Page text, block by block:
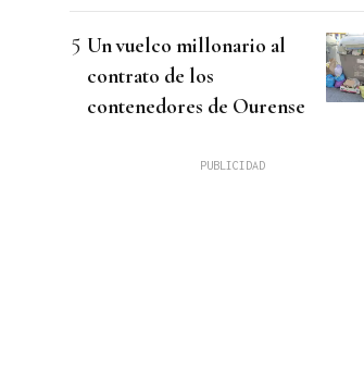
Un vuelco millonario al
contrato de los
contenedores de Ourense